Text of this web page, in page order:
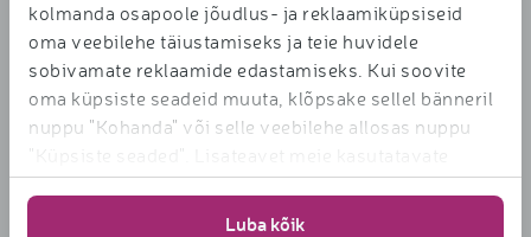
kolmanda osapoole jõudlus- ja reklaamiküpsiseid
oma veebilehe täiustamiseks ja teie huvidele
sobivamate reklaamide edastamiseks. Kui soovite
oma küpsiste seadeid muuta, klõpsake sellel bänneril
nuppu "Kohanda" või selle veebilehe allosas nuppu
"Küpsiste seaded". Lisateavet meie kasutatavate
küpsiste kohta
https://www.rimi.ee/privaatsuspoliitika/
Luba kõik
Sinu Rimi kampaania